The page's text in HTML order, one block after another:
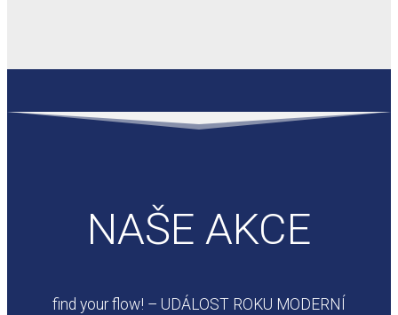
NAŠE AKCE
find your flow! – UDÁLOST ROKU MODERNÍ